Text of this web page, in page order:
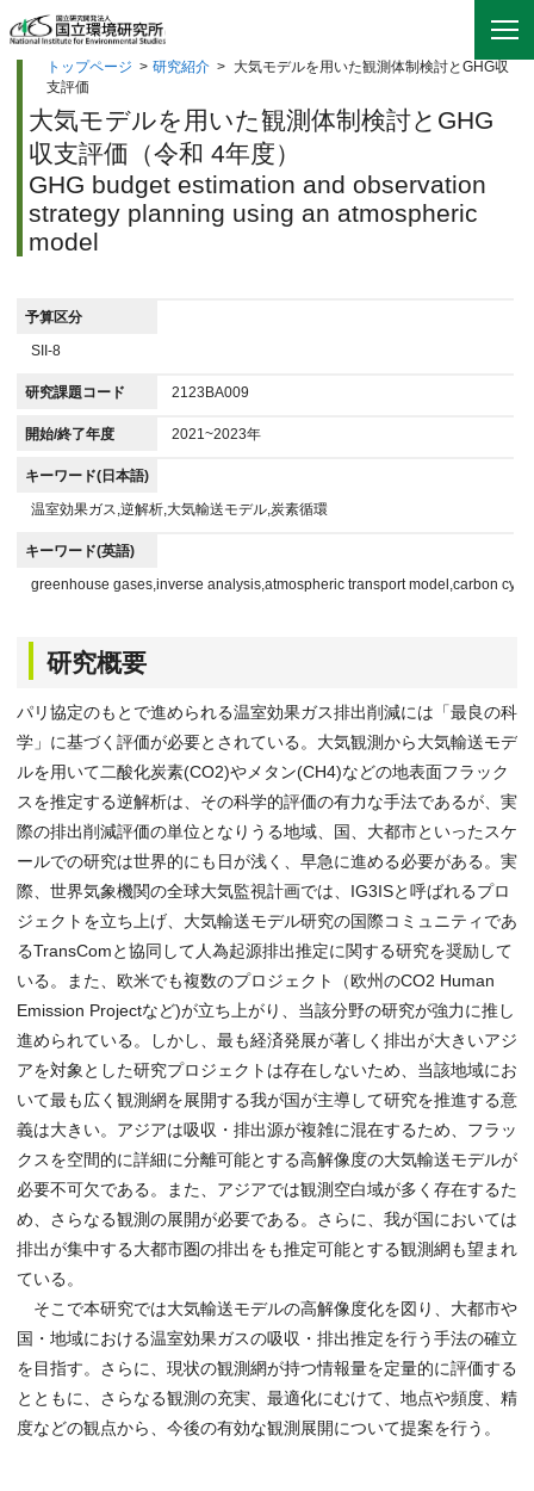
トップページ > 研究紹介 > 大気モデルを用いた観測体制検討とGHG収
支評価
大気モデルを用いた観測体制検討とGHG
収支評価（令和 4年度）
GHG budget estimation and observation
strategy planning using an atmospheric
model
予算区分
SII-8
研究課題コード 2123BA009
開始/終了年度 2021~2023年
キーワード(日本語)
温室効果ガス,逆解析,大気輸送モデル,炭素循環
キーワード(英語)
greenhouse gases,inverse analysis,atmospheric transport model,carbon cycle
研究概要
パリ協定のもとで進められる温室効果ガス排出削減には「最良の科
学」に基づく評価が必要とされている。大気観測から大気輸送モデ
ルを用いて二酸化炭素(CO2)やメタン(CH4)などの地表面フラック
スを推定する逆解析は、その科学的評価の有力な手法であるが、実
際の排出削減評価の単位となりうる地域、国、大都市といったスケ
ールでの研究は世界的にも日が浅く、早急に進める必要がある。実
際、世界気象機関の全球大気監視計画では、IG3ISと呼ばれるプロ
ジェクトを立ち上げ、大気輸送モデル研究の国際コミュニティであ
るTransComと協同して人為起源排出推定に関する研究を奨励して
いる。また、欧米でも複数のプロジェクト（欧州のCO2 Human
Emission Projectなど)が立ち上がり、当該分野の研究が強力に推し
進められている。しかし、最も経済発展が著しく排出が大きいアジ
アを対象とした研究プロジェクトは存在しないため、当該地域にお
いて最も広く観測網を展開する我が国が主導して研究を推進する意
義は大きい。アジアは吸収・排出源が複雑に混在するため、フラッ
クスを空間的に詳細に分離可能とする高解像度の大気輸送モデルが
必要不可欠である。また、アジアでは観測空白域が多く存在するた
め、さらなる観測の展開が必要である。さらに、我が国においては
排出が集中する大都市圏の排出をも推定可能とする観測網も望まれ
ている。
そこで本研究では大気輸送モデルの高解像度化を図り、大都市や
国・地域における温室効果ガスの吸収・排出推定を行う手法の確立
を目指す。さらに、現状の観測網が持つ情報量を定量的に評価する
とともに、さらなる観測の充実、最適化にむけて、地点や頻度、精
度などの観点から、今後の有効な観測展開について提案を行う。